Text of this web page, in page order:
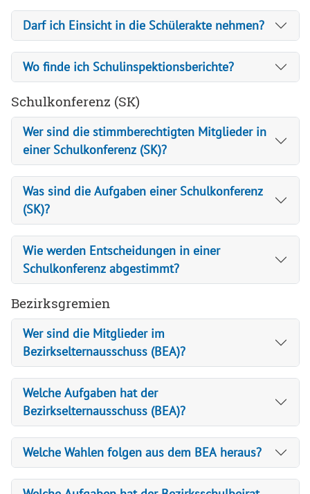
Darf ich Einsicht in die Schülerakte nehmen?
Wo finde ich Schulinspektionsberichte?
Schulkonferenz (SK)
Wer sind die stimmberechtigten Mitglieder in
einer Schulkonferenz (SK)?
Was sind die Aufgaben einer Schulkonferenz
(SK)?
Wie werden Entscheidungen in einer
Schulkonferenz abgestimmt?
Bezirksgremien
Wer sind die Mitglieder im
Bezirkselternausschuss (BEA)?
Welche Aufgaben hat der
Bezirkselternausschuss (BEA)?
Welche Wahlen folgen aus dem BEA heraus?